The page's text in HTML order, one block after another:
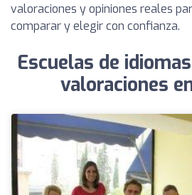
valoraciones y opiniones reales
comparar y elegir con confianza.
Escuelas de
valoraciones